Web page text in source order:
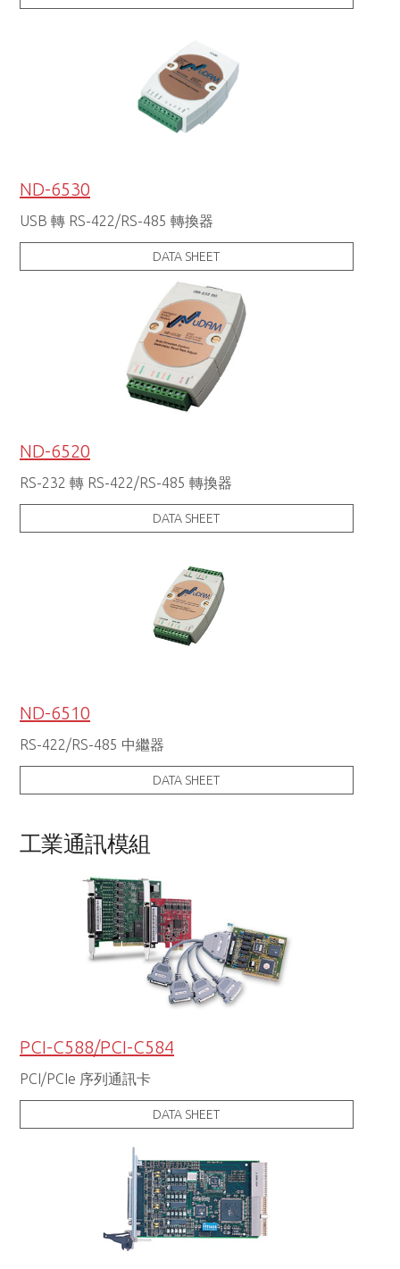
ND-6530
USB 轉 RS-422/RS-485 轉換器
DATA SHEET
ND-6520
RS-232 轉 RS-422/RS-485 轉換器
DATA SHEET
ND-6510
RS-422/RS-485 中繼器
DATA SHEET
工業通訊模組
PCI-C588/PCI-C584
PCI/PCIe 序列通訊卡
DATA SHEET